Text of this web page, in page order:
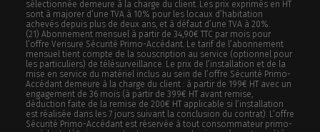
sélectionnée demeure à la charge du client. Les prix exprimés en HT
sont à majorer d’une TVA à 10% pour les locaux d’habitation
achevés depuis plus de deux ans, et à défaut d’une TVA à 20%.
(21) Abonnement mensuel à partir de 34,90€ TTC par mois pour
l’offre Verisure Sécurité Primo-Accédant. Le tarif de l’abonnement
mensuel tient compte de la souscription au service (optionnel pour
les particuliers) de télésurveillance. Le prix de l’installation et de la
mise en service du matériel inclus au sein de l’offre Sécurité Primo-
Accédant demeure à la charge du client : à partir de 199€ HT avec un
engagement de 36 mois (à partir de 399€ HT avant remise,
déduction faite de la remise de 200€ HT applicable si l’installation
est réalisée dans les 7 jours suivant la conclusion du contrat). L’offre
Sécurité Primo-Accédant est réservée à tout consommateur primo-